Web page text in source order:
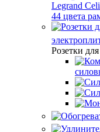
Legrand
44 цвета
Розетки